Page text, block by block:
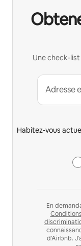
Une check-
Adresse
Habitez-vous
En
d'Airbnb.